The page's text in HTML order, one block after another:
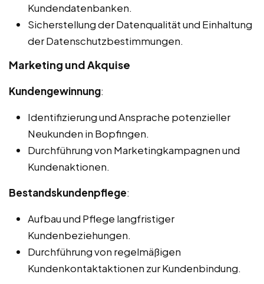
Kundendatenbanken.
Sicherstellung der Datenqualität und Einhaltung
der Datenschutzbestimmungen.
Marketing und Akquise
Kundengewinnung:
Identifizierung und Ansprache potenzieller
Neukunden in Bopfingen.
Durchführung von Marketingkampagnen und
Kundenaktionen.
Bestandskundenpflege:
Aufbau und Pflege langfristiger
Kundenbeziehungen.
Durchführung von regelmäßigen
Kundenkontaktaktionen zur Kundenbindung.